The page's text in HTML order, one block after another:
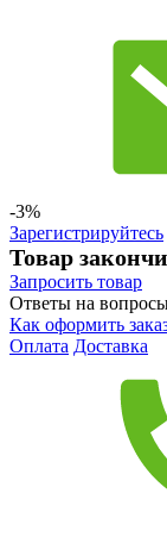
-3%
Зарегистрируйтесь
Товар
Запросить товар
Ответы на
Как оформить
Оплата Доставка